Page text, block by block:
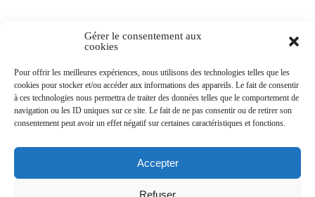
Gérer le consentement aux
cookies
Pour offrir les meilleures expériences, nous utilisons des technologies telles que les
cookies pour stocker et/ou accéder aux informations des appareils. Le fait de consentir
à ces technologies nous permettra de traiter des données telles que le comportement de
navigation ou les ID uniques sur ce site. Le fait de ne pas consentir ou de retirer son
consentement peut avoir un effet négatif sur certaines caractéristiques et fonctions.
Accepter
Refuser
Newsletters
Abonnez-vous à la newsletter
>